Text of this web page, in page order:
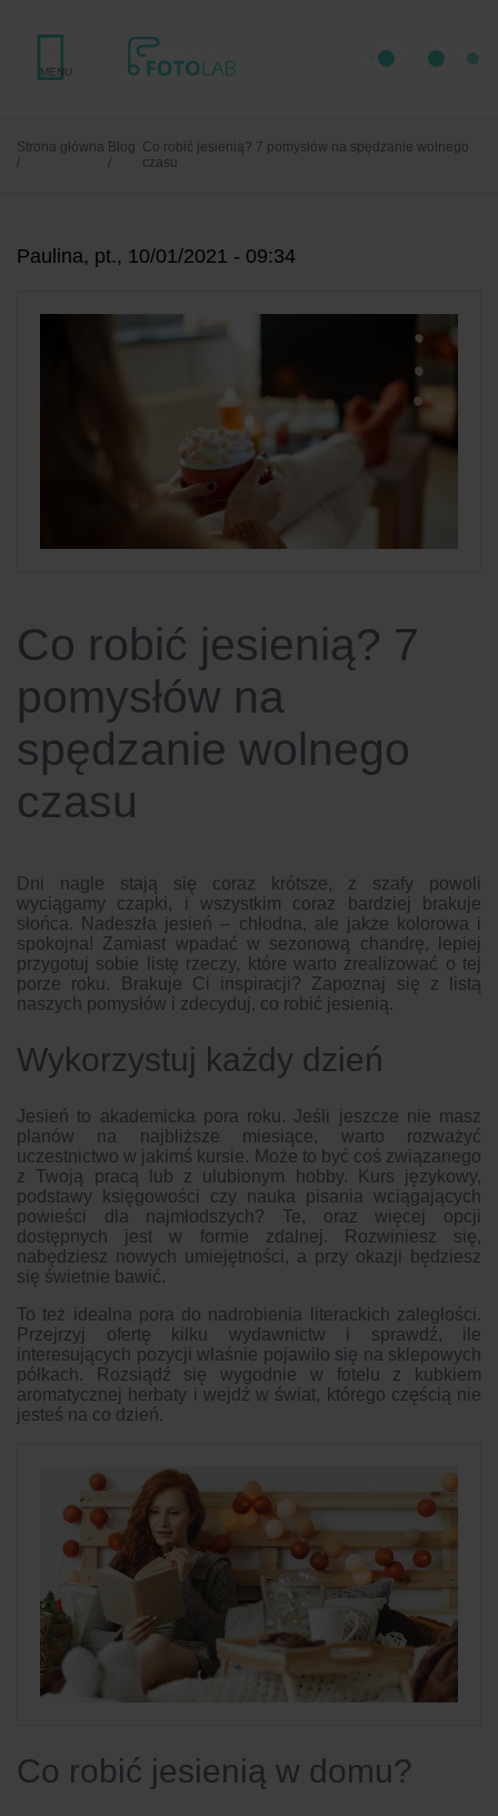
MENU
Strona główna
/
Blog
/
Co robić jesienią? 7 pomysłów na spędzanie wolnego
czasu
Paulina, pt., 10/01/2021 - 09:34
Co robić jesienią? 7
pomysłów na
spędzanie wolnego
czasu
Dni nagle stają się coraz krótsze, z szafy powoli
wyciągamy czapki, i wszystkim coraz bardziej brakuje
słońca. Nadeszła jesień – chłodna, ale jakże kolorowa i
spokojna! Zamiast wpadać w sezonową chandrę, lepiej
przygotuj sobie listę rzeczy, które warto zrealizować o tej
porze roku. Brakuje Ci inspiracji? Zapoznaj się z listą
naszych pomysłów i zdecyduj, co robić jesienią.
Wykorzystuj każdy dzień
Jesień to akademicka pora roku. Jeśli jeszcze nie masz
planów na najbliższe miesiące, warto rozważyć
uczestnictwo w jakimś kursie. Może to być coś związanego
z Twoją pracą lub z ulubionym hobby. Kurs językowy,
podstawy księgowości czy nauka pisania wciągających
powieści dla najmłodszych? Te, oraz więcej opcji
dostępnych jest w formie zdalnej. Rozwiniesz się,
nabędziesz nowych umiejętności, a przy okazji będziesz
się świetnie bawić.
To też idealna pora do nadrobienia literackich zaległości.
Przejrzyj ofertę kilku wydawnictw i sprawdź, ile
interesujących pozycji właśnie pojawiło się na sklepowych
półkach. Rozsiądź się wygodnie w fotelu z kubkiem
aromatycznej herbaty i wejdź w świat, którego częścią nie
jesteś na co dzień.
Co robić jesienią w domu?